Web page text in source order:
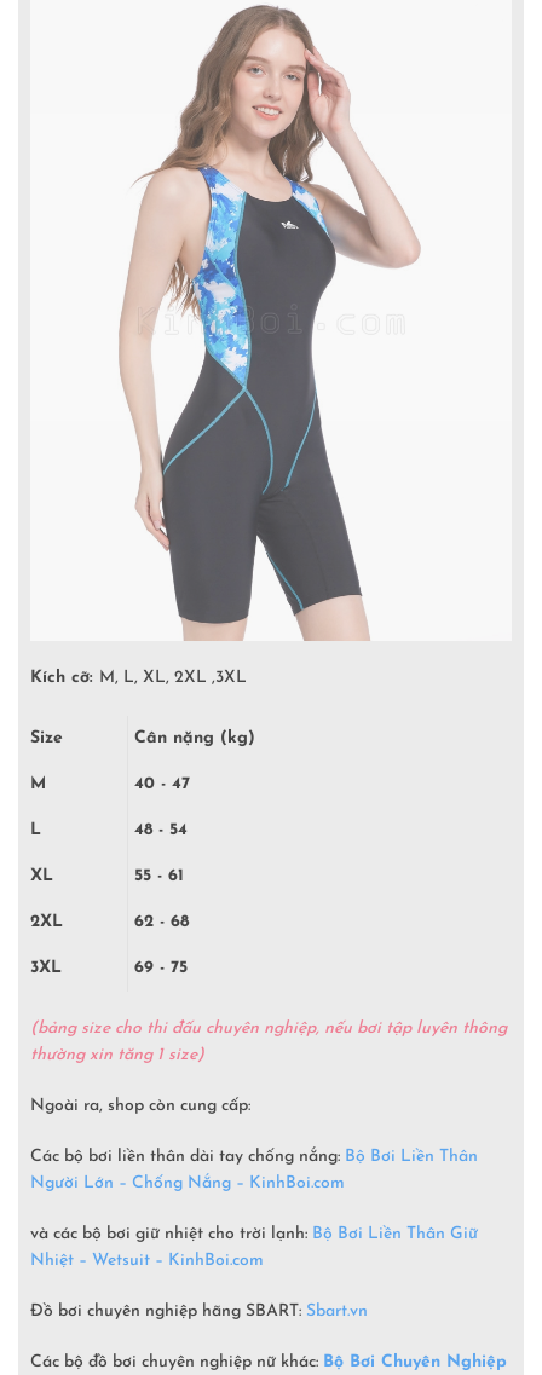
Kích cỡ: M, L, XL, 2XL ,3XL
Size Cân nặng (kg)
M 40 - 47
L 48 - 54
XL 55 - 61
2XL 62 - 68
3XL 69 - 75
(bảng size cho thi đấu chuyên nghiệp, nếu bơi tập luyên thông
thường xin tăng 1 size)
Ngoài ra, shop còn cung cấp:
Các bộ bơi liền thân dài tay chống nắng: Bộ Bơi Liền Thân
Người Lớn – Chống Nắng – KinhBoi.com
và các bộ bơi giữ nhiệt cho trời lạnh: Bộ Bơi Liền Thân Giữ
Nhiệt – Wetsuit – KinhBoi.com
Đồ bơi chuyên nghiệp hãng SBART: Sbart.vn
Các bộ đồ bơi chuyên nghiệp nữ khác: Bộ Bơi Chuyên Nghiệp